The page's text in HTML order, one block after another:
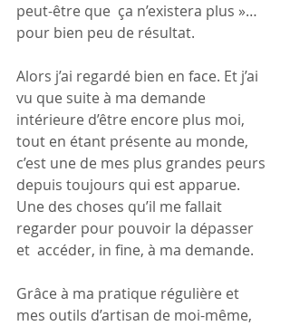
peut-être que  ça n’existera plus »…
pour bien peu de résultat.
Alors j’ai regardé bien en face. Et j’ai
vu que suite à ma demande
intérieure d’être encore plus moi,
tout en étant présente au monde,
c’est une de mes plus grandes peurs
depuis toujours qui est apparue.
Une des choses qu’il me fallait
regarder pour pouvoir la dépasser
et  accéder, in fine, à ma demande.
Grâce à ma pratique régulière et
mes outils d’artisan de moi-même,